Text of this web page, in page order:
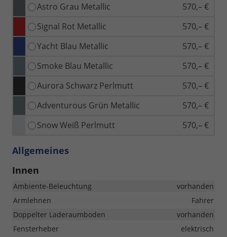
Astro Grau Metallic
570,– €
Signal Rot Metallic
570,– €
Yacht Blau Metallic
570,– €
Smoke Blau Metallic
570,– €
Aurora Schwarz Perlmutt
570,– €
Adventurous Grün Metallic
570,– €
Snow Weiß Perlmutt
570,– €
Allgemeines
Innen
Ambiente-Beleuchtung
vorhanden
Armlehnen
Fahrer
Doppelter Laderaumboden
vorhanden
Fensterheber
elektrisch